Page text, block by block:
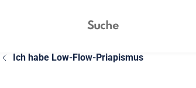
Ich habe Low-Flow-Priapismus